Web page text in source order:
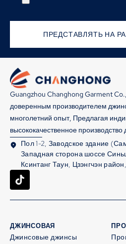
ПРЕДСТАВЛЯТЬ НА
Guangzhou Changhong Garment
доверенным производителем
многолетний опыт, Предлагая
высококачественное
Пол 1-2, Заводское здание
Западная сторона шоссе
Ксинтанг Таун, Цзэнгчэн
ДЖИНСОВАЯ
Джинсовые джинсы